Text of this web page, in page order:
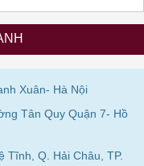
Xuân- Hà Nội
Tân Quy Quận 7- Hồ
Tĩnh, Q. Hải Châu, TP.